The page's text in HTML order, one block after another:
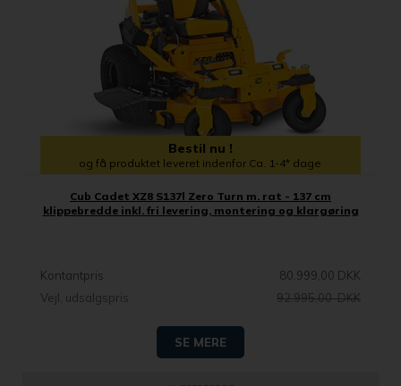
Bestil nu !
og få produktet leveret indenfor Ca. 1-4* dage
Cub Cadet XZ8 S137l Zero Turn m. rat - 137 cm
klippebredde inkl. fri levering, montering og klargøring
Kontantpris
80.999,00 DKK
Vejl. udsalgspris
92.995,00 DKK
SE MERE